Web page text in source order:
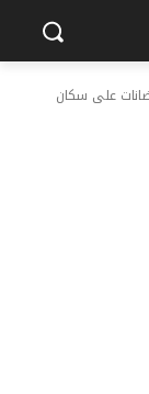
على سكان